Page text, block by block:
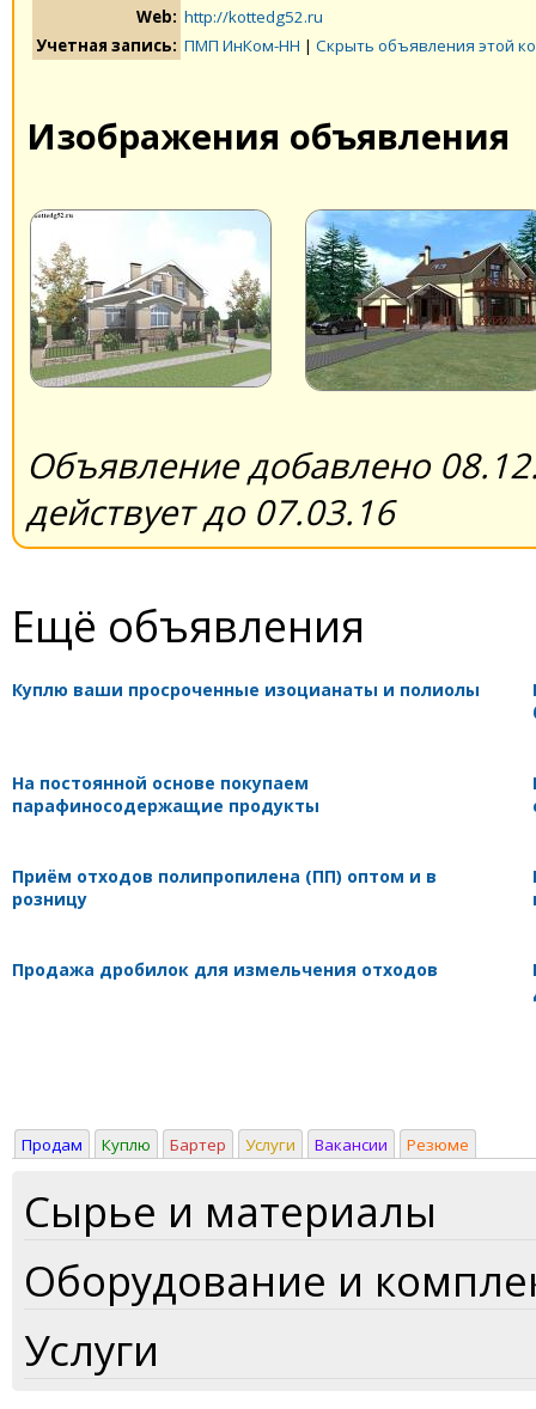
Web: http://kottedg52.ru
Учетная запись: ПМП ИнКом-НН | Скрыть объявления этой
Изображения объявления
Объявление добавлено
действует до 07.03.16
Ещё объявления
Куплю ваши просроченные изоцианаты и полиолы
На постоянной основе покупаем
парафиносодержащие продукты
Приём отходов полипропилена (ПП) оптом и в
розницу
Продажа дробилок для измельчения отходов
Продам Куплю Бартер Услуги Вакансии Резюме
Сырье и материалы
Оборудование и
Услуги